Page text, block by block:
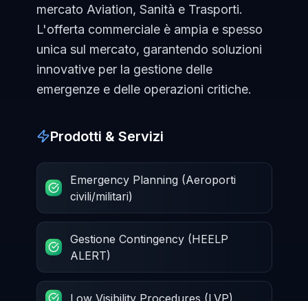
mercato Aviation, Sanità e Trasporti.
L'offerta commerciale è ampia e spesso
unica sul mercato, garantendo soluzioni
innovative per la gestione delle
emergenze e delle operazioni critiche.
Prodotti & Servizi
Emergency Planning (Aeroporti
civili/militari)
Gestione Contingency (HEELP
ALERT)
Low Visibility Procedures (LVP)